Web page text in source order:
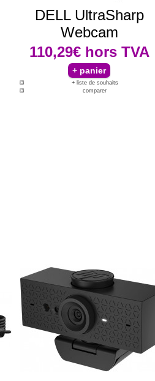
DELL UltraSharp
Webcam
110,29€ hors TVA
+ liste de souhaits
comparer